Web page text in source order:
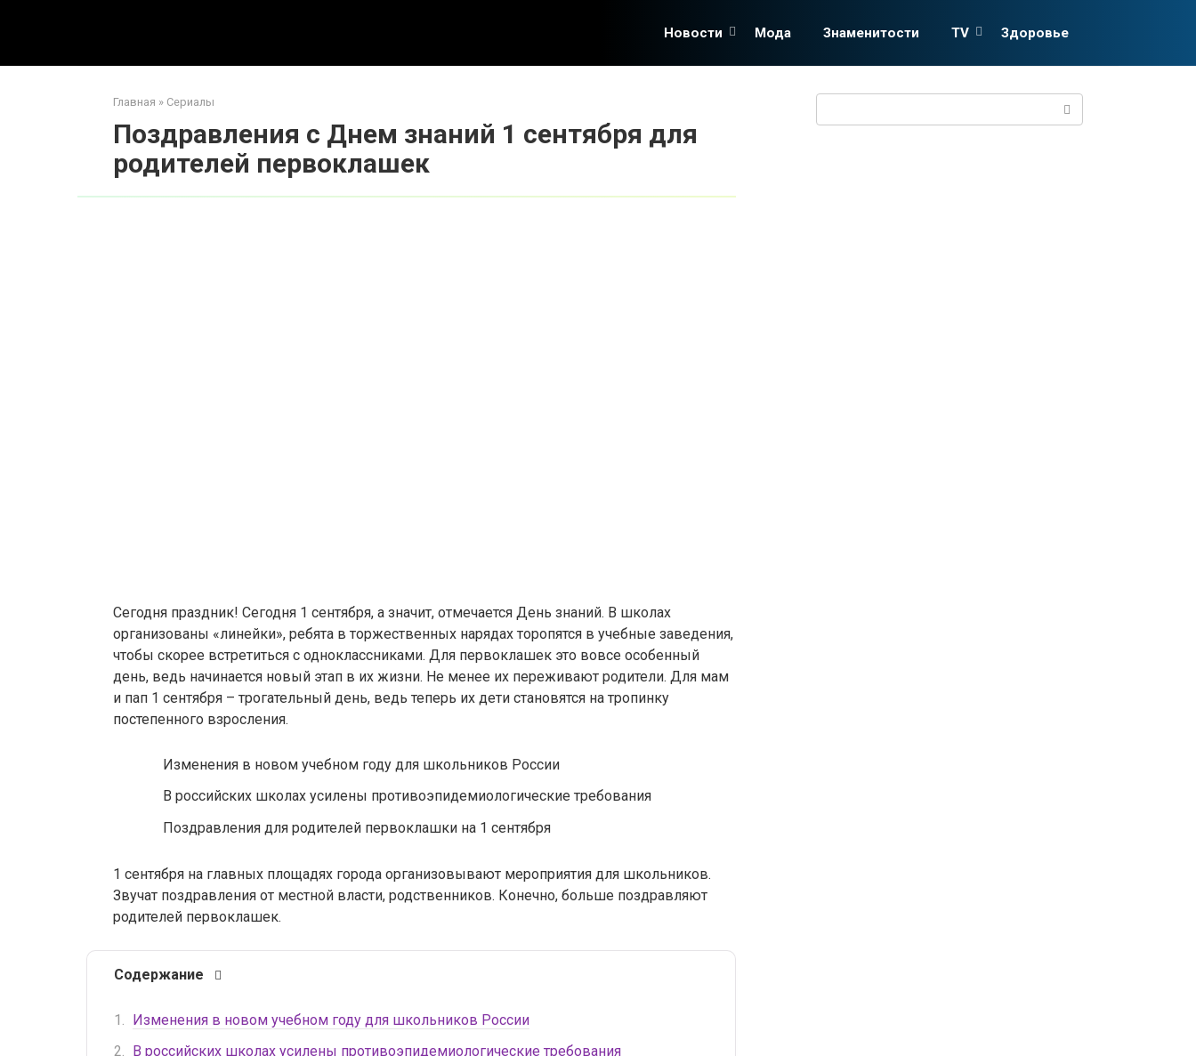
Новости Мода Знаменитости TV Здоровье
Главная » Сериалы
Поздравления с Днем знаний 1 сентября для
родителей первоклашек
Сегодня праздник! Сегодня 1 сентября, а значит, отмечается День знаний. В школах
организованы «линейки», ребята в торжественных нарядах торопятся в учебные заведения,
чтобы скорее встретиться с одноклассниками. Для первоклашек это вовсе особенный
день, ведь начинается новый этап в их жизни. Не менее их переживают родители. Для мам
и пап 1 сентября – трогательный день, ведь теперь их дети становятся на тропинку
постепенного взросления.
Изменения в новом учебном году для школьников России
В российских школах усилены противоэпидемиологические требования
Поздравления для родителей первоклашки на 1 сентября
1 сентября на главных площадях города организовывают мероприятия для школьников.
Звучат поздравления от местной власти, родственников. Конечно, больше поздравляют
родителей первоклашек.
Содержание
Изменения в новом учебном году для школьников России
В российских школах усилены противоэпидемиологические требования